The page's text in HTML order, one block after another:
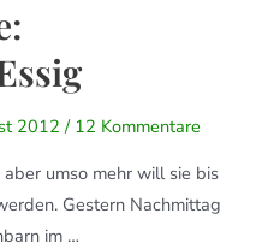
2012/ 12 Kommentare
umso mehr will sie bis
Gestern Nachmittag
im …